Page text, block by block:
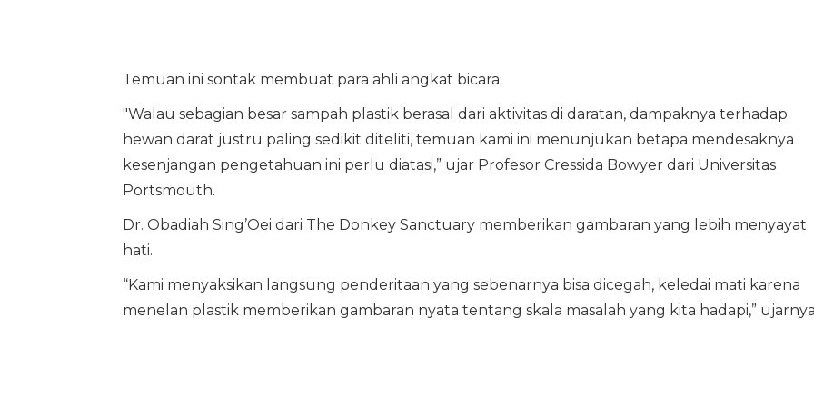
Temuan ini sontak membuat para ahli angkat bicara.
"Walau sebagian besar sampah plastik berasal dari aktivitas di daratan, dampaknya terhadap
hewan darat justru paling sedikit diteliti, temuan kami ini menunjukan betapa mendesaknya
kesenjangan pengetahuan ini perlu diatasi,” ujar Profesor Cressida Bowyer dari Universitas
Portsmouth.
Dr. Obadiah Sing’Oei dari The Donkey Sanctuary memberikan gambaran yang lebih menyayat
hati.
“Kami menyaksikan langsung penderitaan yang sebenarnya bisa dicegah, keledai mati karena
menelan plastik memberikan gambaran nyata tentang skala masalah yang kita hadapi,”